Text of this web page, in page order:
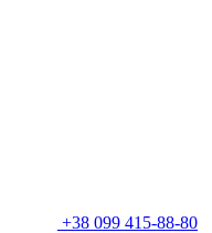
+38 099 415-88-80